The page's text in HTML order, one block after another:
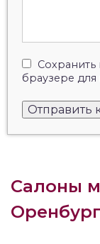
Сохранить
браузере
Салоны